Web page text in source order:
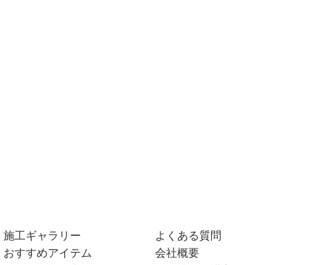
施工ギャラリー
おすすめアイテム
よくある質問
会社概要